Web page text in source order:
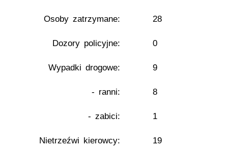
Osoby zatrzymane: 28
Dozory policyjne: 0
Wypadki drogowe: 9
- ranni: 8
- zabici: 1
Nietrzeźwi kierowcy: 19